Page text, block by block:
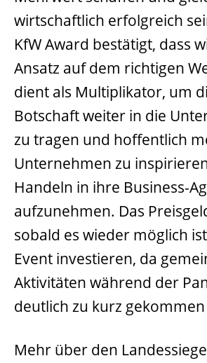
wirtschaftlich erfolgreich
KfW Award bestätigt, dass
Ansatz auf dem richtigen
dient als Multiplikator, um
Botschaft weiter in die
zu tragen und hoffentlich
Unternehmen zu
Handeln in ihre Business-
aufzunehmen. Das
sobald es wieder möglich
Event investieren, da
Aktivitäten während der
deutlich zu kurz gekommen
Mehr über den